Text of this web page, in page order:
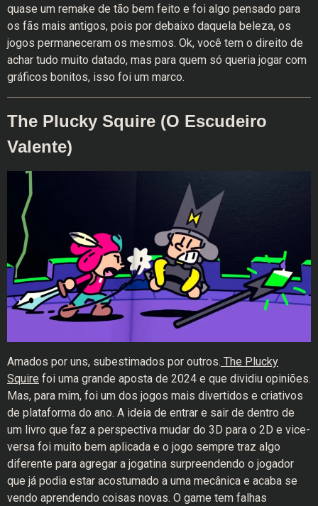
quase um remake de tão bem feito e foi algo pensado para
os fãs mais antigos, pois por debaixo daquela beleza, os
jogos permaneceram os mesmos. Ok, você tem o direito de
achar tudo muito datado, mas para quem só queria jogar com
gráficos bonitos, isso foi um marco.
The Plucky Squire (O Escudeiro
Valente)
Amados por uns, subestimados por outros. The Plucky
Squire foi uma grande aposta de 2024 e que dividiu opiniões.
Mas, para mim, foi um dos jogos mais divertidos e criativos
de plataforma do ano. A ideia de entrar e sair de dentro de
um livro que faz a perspectiva mudar do 3D para o 2D e vice-
versa foi muito bem aplicada e o jogo sempre traz algo
diferente para agregar a jogatina surpreendendo o jogador
que já podia estar acostumado a uma mecânica e acaba se
vendo aprendendo coisas novas. O game tem falhas